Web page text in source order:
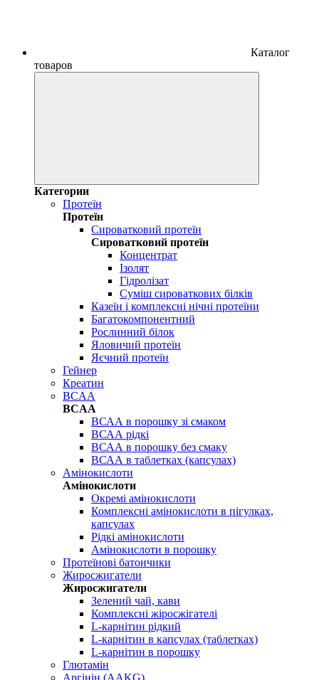
Каталог
товаров
Категории
Протеїн
Протеїн
Сироватковий протеїн
Сироватковий протеїн
Концентрат
Ізолят
Гідролізат
Суміш сироваткових білків
Казеїн і комплексні нічні протеїни
Багатокомпонентний
Рослинний білок
Яловичий протеїн
Яєчний протеїн
Гейнер
Креатин
BCAA
BCAA
ВСАА в порошку зі смаком
ВСАА рідкі
ВСАА в порошку без смаку
ВСАА в таблетках (капсулах)
Амінокислоти
Амінокислоти
Окремі амінокислоти
Комплексні амінокислоти в пігулках,
капсулах
Рідкі амінокислоти
Амінокислоти в порошку
Протеїнові батончики
Жиросжигатели
Жиросжигатели
Зелений чай, кави
Комплексні жіросжігателі
L-карнітин рідкий
L-карнітин в капсулах (таблетках)
L-карнітин в порошку
Глютамін
Аргінін (AAKG)